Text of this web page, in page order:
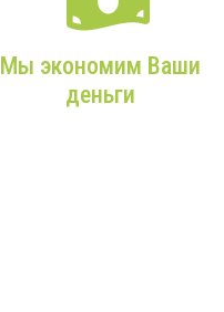
Мы экономим Ваши
деньги